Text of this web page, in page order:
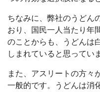
ちなみに、弊社のうどん
おり、国民一人当たり年
のことからも、うどんは
しまれていると思ってい
また、アスリートの方々
一般的です。うどんは消